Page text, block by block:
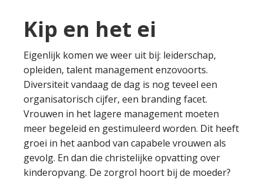
Kip en het ei
Eigenlijk komen we weer uit bij: leiderschap,
opleiden, talent management enzovoorts.
Diversiteit vandaag de dag is nog teveel een
organisatorisch cijfer, een branding facet.
Vrouwen in het lagere management moeten
meer begeleid en gestimuleerd worden. Dit heeft
groei in het aanbod van capabele vrouwen als
gevolg. En dan die christelijke opvatting over
kinderopvang. De zorgrol hoort bij de moeder?